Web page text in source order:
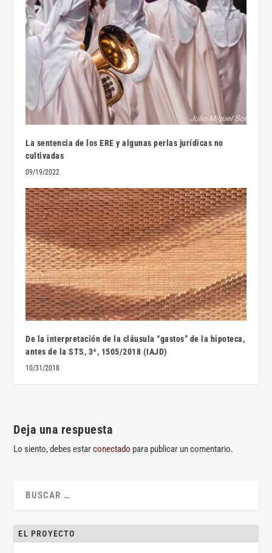
La sentencia de los ERE y algunas perlas jurídicas no
cultivadas
09/19/2022
De la interpretación de la cláusula “gastos” de la hipoteca,
antes de la STS, 3ª, 1505/2018 (IAJD)
10/31/2018
Deja una respuesta
Lo siento, debes estarconectado para publicar un comentario.
EL PROYECTO